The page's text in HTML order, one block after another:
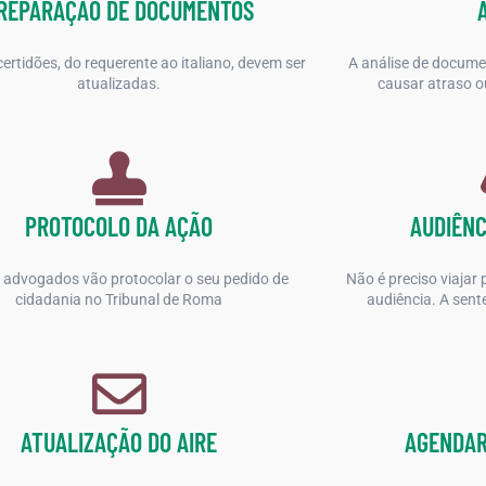
DE DOCUMENTOS
do requerente ao italiano, devem ser
atualizadas.
A análise de
causar atraso
PROTOCOLO DA AÇÃO
vão protocolar o seu pedido de
cidadania no Tribunal de Roma
Não é preciso viajar
audiência. A
ATUALIZAÇÃO DO AIRE